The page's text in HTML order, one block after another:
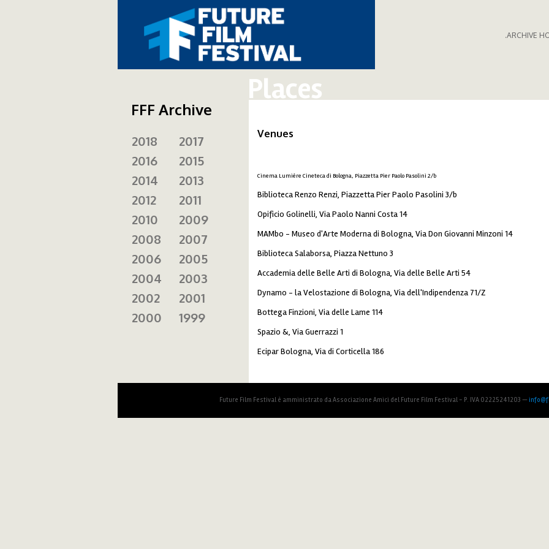
.ARCHIVE
Places
Venues
Cinema Lumière Cineteca di Bologna, Piazzetta Pier Paolo Pasolini 2/b
Biblioteca Renzo Renzi, Piazzetta Pier Paolo Pasolini 3/b
Opificio Golinelli, Via Paolo Nanni Costa 14
MAMbo - Museo d'Arte Moderna di Bologna, Via Don Giovanni Minzoni 14
Biblioteca Salaborsa, Piazza Nettuno 3
Accademia delle Belle Arti di Bologna, Via delle Belle Arti 54
Dynamo - la Velostazione di Bologna, Via dell'Indipendenza 71/Z
Bottega Finzioni, Via delle Lame 114
Spazio &, Via Guerrazzi 1
Ecipar Bologna, Via di Corticella 186
FFF Archive
2018
2017
2016
2015
2014
2013
2012
2011
2010
2009
2008
2007
2006
2005
2004
2003
2002
2001
2000
1999
Future Film Festival è amministrato da Associazione Amici del Future Film Festival - P. IVA 02225241203 —